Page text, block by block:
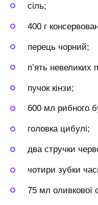
сіль;
400 г
перець чорний;
п’ять невеликих
пучок кінзи;
600 мл рибного
головка цибулі;
два стручки
чотири зубки
75 мл оливкової